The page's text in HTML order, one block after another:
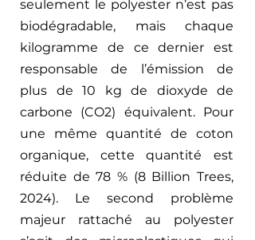
seulement le polyester n’est pas
biodégradable, mais chaque
kilogramme de ce dernier est
responsable de l’émission de
plus de 10 kg de dioxyde de
carbone (CO2) équivalent. Pour
une même quantité de coton
organique, cette quantité est
réduite de 78 % (8 Billion Trees,
2024). Le second problème
majeur rattaché au polyester